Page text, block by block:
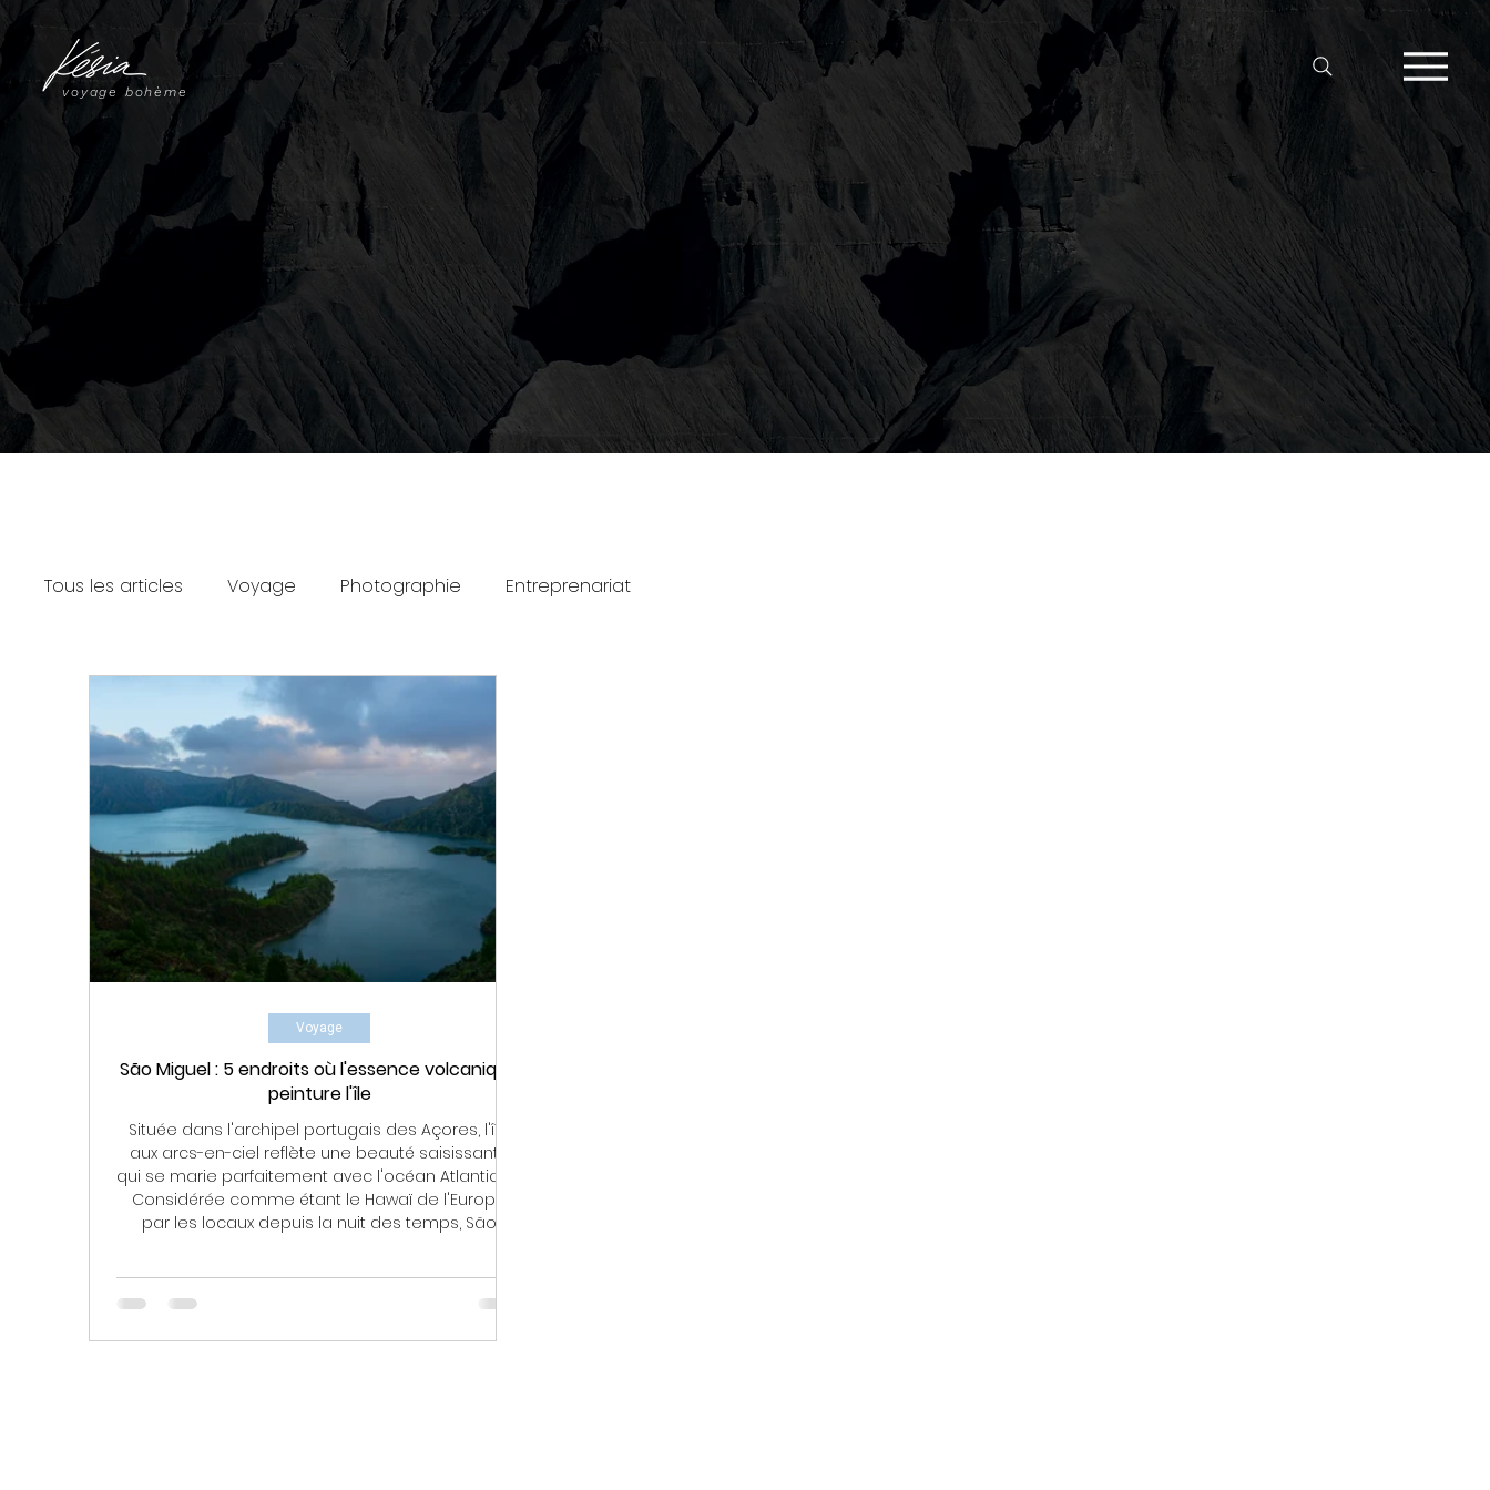
voyage bohème
Tous les articles Voyage Photographie Entreprenariat
São Miguel : 5 endroits où l'essence volcanique
peinture l'île
Située dans l'archipel portugais des Açores, l'île
aux arcs-en-ciel reflète une beauté saisissante
qui se marie parfaitement avec l'océan Atlantique.
Considérée comme étant le Hawaï de l'Europe
par les locaux depuis la nuit des temps, São
de la poésie internationale, il est devenu une
réalité aux yeux de tous. Baignée par un climat
subtropical, ce jardin d'Éden au printemps éternel
Voyage